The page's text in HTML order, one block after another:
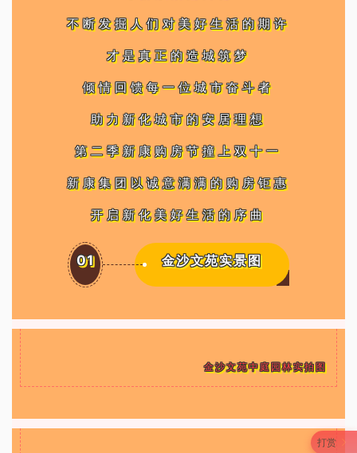
打赏
不断发掘人们对美好生活的期许
才是真正的造城筑梦
倾情回馈每一位城市奋斗者
助力新化城市的安居理想
第二季新康购房节撞上双十一
新康集团以诚意满满的购房钜惠
开启新化美好生活的序曲
01 金沙文苑实景图
金沙文苑中庭园林实拍图